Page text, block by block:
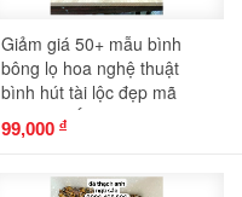
Giảm giá 50+ mẫu bình
bông lọ hoa nghệ thuật
bình hút tài lộc đẹp mã
541273 gốm sứ Bát Tràng
Tinh Vân
99,000 đ